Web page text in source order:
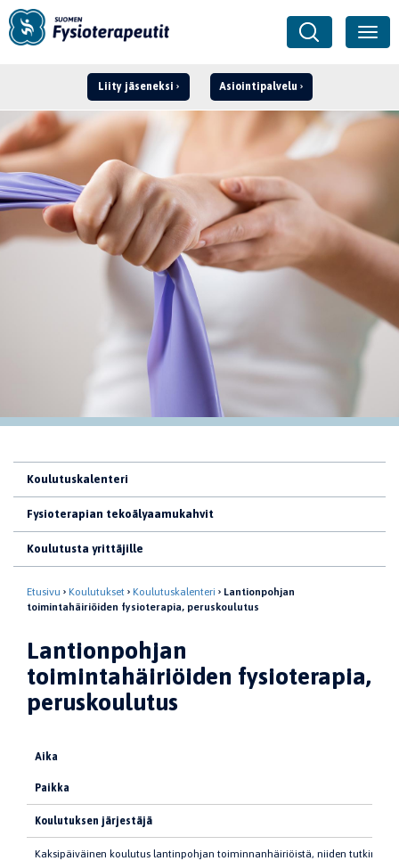
Liity jäseneksi Asiointipalvelu
Kirjaudu ›
Koulutuskalenteri
Fysioterapian tekoälyaamukahvit
Koulutusta yrittäjille
Etusivu Koulutukset Koulutuskalenteri
Lantionpohjan
toimintahäiriöiden fysioterapia, peruskoulutus
Lantionpohjan
toimintahäiriöiden fysioterapia,
peruskoulutus
Aika
Paikka
Koulutuksen järjestäjä
Kaksipäiväinen koulutus lantinpohjan toiminnanhäiriöistä, niiden